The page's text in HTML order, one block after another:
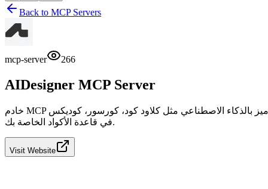
Back to MCP Servers
mcp-server 266
AIDesigner MCP Server
خادم MCP خفيف الوزن يُمكّن مساعدي الترميز بالذكاء الاصطناعي مثل كلاود كود، كورسور، كوديكس، VS Code/Copilot، وويندسرف من إنشاء وتحسين ودمج تصميمات واجهة مستخدم جاهزة للإنتاج مباشرة
في قاعدة الأكواد الخاصة بك.
Visit Website